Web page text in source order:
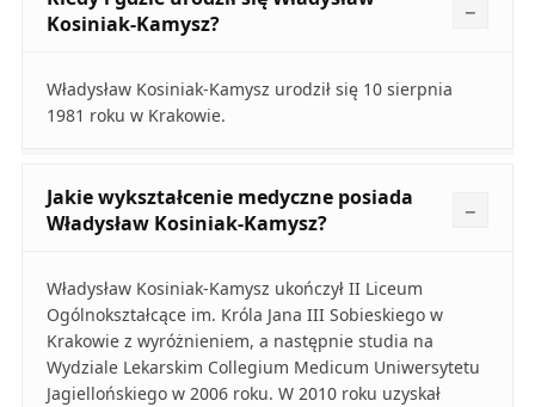
Kosiniak-Kamysz?
Władysław Kosiniak-Kamysz urodził się 10 sierpnia
1981 roku w Krakowie.
Jakie wykształcenie medyczne posiada
Władysław Kosiniak-Kamysz?
Władysław Kosiniak-Kamysz ukończył II Liceum
Ogólnokształcące im. Króla Jana III Sobieskiego w
Krakowie z wyróżnieniem, a następnie studia na
Wydziale Lekarskim Collegium Medicum Uniwersytetu
Jagiellońskiego w 2006 roku. W 2010 roku uzyskał